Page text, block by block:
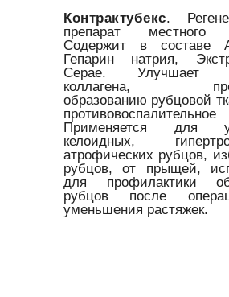
Контрактубекс.
препарат местного
Содержит в составе
Гепарин натрия,
Серае. Улучшает
коллагена,
образованию рубцовой
Применяется для
келоидных,
атрофических рубцов,
рубцов, от прыщей,
для профилактики
рубцов после
уменьшения растяжек.